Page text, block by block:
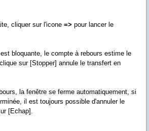
cliquer sur l'icone => pour lancer le
bloquante, le compte à rebours estime le
sur [Stopper] annule le transfert en
la fenêtre se ferme automatiquement, si
il est toujours possible d'annuler le
[Echap].